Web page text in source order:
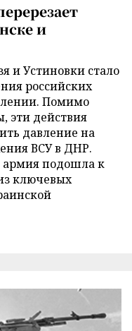
и
и Устиновки стало
российских
Помимо
эти действия
давление на
ВСУ в ДНР.
армия подошла к
ключевых